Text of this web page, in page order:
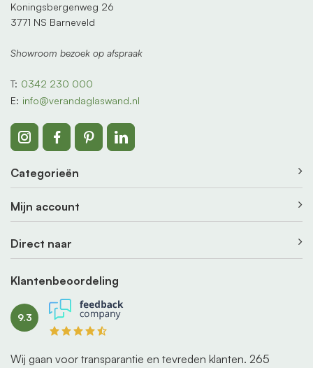
Koningsbergenweg 26
3771 NS Barneveld
Showroom bezoek op afspraak
T: 0342 230 000
E: info@verandaglaswand.nl
Categorieën
Mijn account
Direct naar
Klantenbeoordeling
9.3
Wij gaan voor transparantie en tevreden klanten. 265